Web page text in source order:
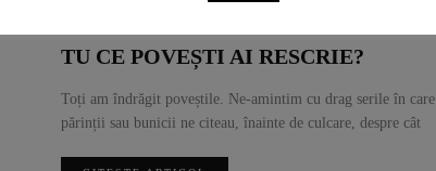
TU CE POVEȘTI AI RESCRIE?
Toți am îndrăgit poveștile. Ne-amintim cu drag serile în care
părinții sau bunicii ne citeau, înainte de culcare, despre cât